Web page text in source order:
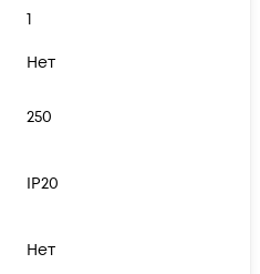
1
Нет
250
IP20
Нет